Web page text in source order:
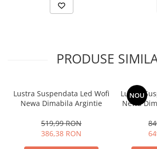
PRODUSE
Lustra Suspendata Led Wofi
Newa Dimabila Argintie
519,99 RON
386,38 RON
NOU
Lustra
Newa